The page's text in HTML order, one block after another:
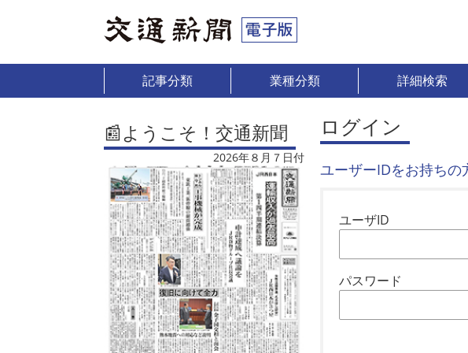
記事分類 業種分類 詳細検索
📰ようこそ！交通新聞
2026年８月７日付
ログイン
ユーザーIDをお持ちの
ユーザID
パスワード